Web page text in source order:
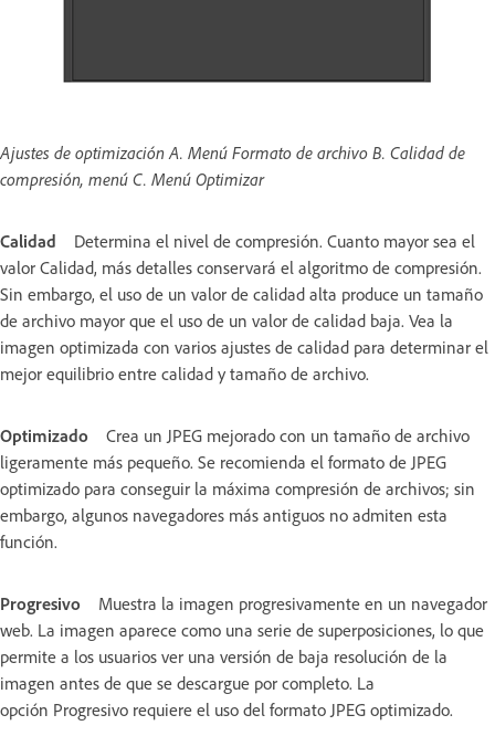
Ajustes de optimización A. Menú Formato de archivo B. Calidad de
compresión, menú C. Menú Optimizar
Calidad
Determina el nivel de compresión. Cuanto mayor sea el
valor Calidad, más detalles conservará el algoritmo de compresión.
Sin embargo, el uso de un valor de calidad alta produce un tamaño
de archivo mayor que el uso de un valor de calidad baja. Vea la
imagen optimizada con varios ajustes de calidad para determinar el
mejor equilibrio entre calidad y tamaño de archivo.
Optimizado
Crea un JPEG mejorado con un tamaño de archivo
ligeramente más pequeño. Se recomienda el formato de JPEG
optimizado para conseguir la máxima compresión de archivos; sin
embargo, algunos navegadores más antiguos no admiten esta
función.
Progresivo
Muestra la imagen progresivamente en un navegador
web. La imagen aparece como una serie de superposiciones, lo que
permite a los usuarios ver una versión de baja resolución de la
imagen antes de que se descargue por completo. La
opción Progresivo requiere el uso del formato JPEG optimizado.